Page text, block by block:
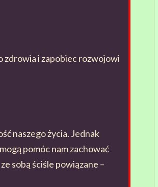
zdrowia i zapobiec rozwojowi
naszego życia. Jednak
pomóc nam zachować
sobą ściśle powiązane –